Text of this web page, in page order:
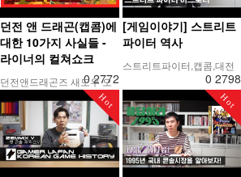
던전 앤 드래곤(캡콤)에
대한 10가지 사실들 -
라이너의 컬쳐쇼크
던전앤드래곤즈 새도우 오
02772
[게임이야기] 스트리트
파이터 역사
스트리트파이터,캡콤,대전
02798
Hot Hot